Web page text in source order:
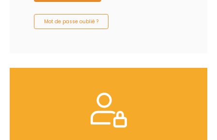
Mot de passe oublié ?